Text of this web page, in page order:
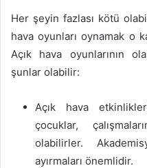
Her şeyin fazlası kötü
hava oyunları oynamak o
Açık hava oyunlarının
şunlar olabilir:
Açık hava
çocuklar,
olabilirler.
ayırmaları önemlidir.